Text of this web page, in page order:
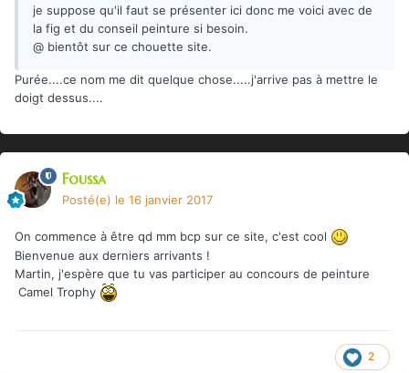
je suppose qu'il faut se présenter ici donc me voici avec de
la fig et du conseil peinture si besoin.
@ bientôt sur ce chouette site.
Purée....ce nom me dit quelque chose.....j'arrive pas à mettre le
doigt dessus....
Foussa
Posté(e) le 16 janvier 2017
On commence à être qd mm bcp sur ce site, c'est cool
Bienvenue aux derniers arrivants !
Martin, j'espère que tu vas participer au concours de peinture
Camel Trophy
2